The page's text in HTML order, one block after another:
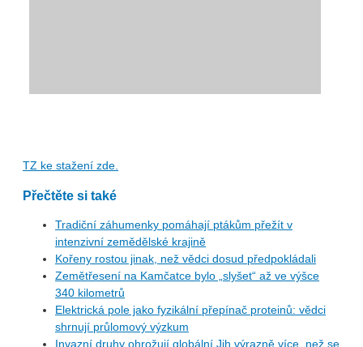
TZ ke stažení zde.
Přečtěte si také
Tradiční záhumenky pomáhají ptákům přežít v
intenzivní zemědělské krajině
Kořeny rostou jinak, než vědci dosud předpokládali
Zemětřesení na Kamčatce bylo „slyšet“ až ve výšce
340 kilometrů
Elektrická pole jako fyzikální přepínač proteinů: vědci
shrnují průlomový výzkum
Invazní druhy ohrožují globální Jih výrazně více, než se